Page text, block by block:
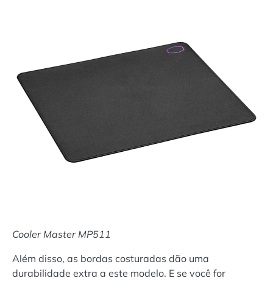
Cooler Master MP511
Além disso, as bordas costuradas dão uma
durabilidade extra a este modelo. E se você for